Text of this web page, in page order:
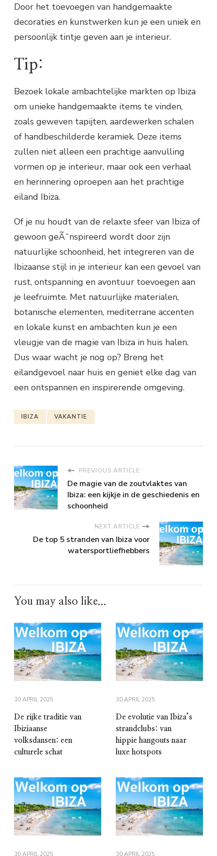
Door het toevoegen van handgemaakte
decoraties en kunstwerken kun je een uniek en
persoonlijk tintje geven aan je interieur.
Tip:
Bezoek lokale ambachtelijke markten op Ibiza
om unieke handgemaakte items te vinden,
zoals geweven tapijten, aardewerken schalen
of handbeschilderde keramiek. Deze items
zullen niet alleen een prachtige aanvulling
vormen op je interieur, maar ook een verhaal
en herinnering oproepen aan het prachtige
eiland Ibiza.
Of je nu houdt van de relaxte sfeer van Ibiza of
gewoon geÃ¯nspireerd wordt door zijn
natuurlijke schoonheid, het integreren van de
Ibizaanse stijl in je interieur kan een gevoel van
rust, ontspanning en avontuur toevoegen aan
je leefruimte. Met natuurlijke materialen,
botanische elementen, mediterrane accenten
en lokale kunst en ambachten kun je een
vleugje van de magie van Ibiza in huis halen.
Dus waar wacht je nog op? Breng het
eilandgevoel naar huis en geniet elke dag van
een ontspannen en inspirerende omgeving.
IBIZA VAKANTIE
PREVIOUS ARTICLE
De magie van de zoutvlaktes van
Ibiza: een kijkje in de geschiedenis en
schoonheid
NEXT ARTICLE
De top 5 stranden van Ibiza voor
watersportliefhebbers
You may also like...
30 APRIL 2025
De rijke traditie van
Ibiziaanse
volksdansen: een
culturele schat
30 APRIL 2025
De evolutie van Ibiza’s
strandclubs: van
hippie hangouts naar
luxe hotspots
30 APRIL 2025 30 APRIL 2025